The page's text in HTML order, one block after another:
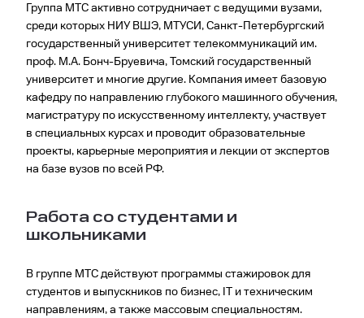
Группа МТС активно сотрудничает с ведущими вузами,
среди которых НИУ ВШЭ, МТУСИ, Санкт-Петербургский
государственный университет телекоммуникаций им.
проф. М.А. Бонч-Бруевича, Томский государственный
университет и многие другие. Компания имеет базовую
кафедру по направлению глубокого машинного обучения,
магистратуру по искусственному интеллекту, участвует
в специальных курсах и проводит образовательные
проекты, карьерные мероприятия и лекции от экспертов
на базе вузов по всей РФ.
Работа со студентами и
школьниками
В группе МТС действуют программы стажировок для
студентов и выпускников по бизнес, IT и техническим
направлениям, а также массовым специальностям.